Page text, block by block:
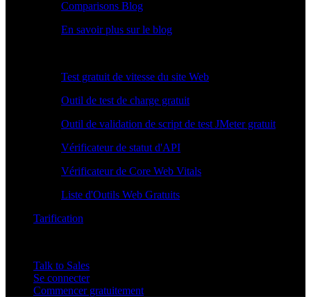
Comparisons Blog
En savoir plus sur le blog
Test gratuit de vitesse du site Web
Outil de test de charge gratuit
Outil de validation de script de test JMeter gratuit
Vérificateur de statut d'API
Vérificateur de Core Web Vitals
Liste d'Outils Web Gratuits
Tarification
Talk to Sales
Se connecter
Commencer gratuitement